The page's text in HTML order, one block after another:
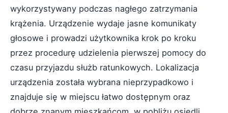
wykorzystywany podczas nagłego zatrzymania
krążenia. Urządzenie wydaje jasne komunikaty
głosowe i prowadzi użytkownika krok po kroku
przez procedurę udzielenia pierwszej pomocy do
czasu przyjazdu służb ratunkowych. Lokalizacja
urządzenia została wybrana nieprzypadkowo i
znajduje się w miejscu łatwo dostępnym oraz